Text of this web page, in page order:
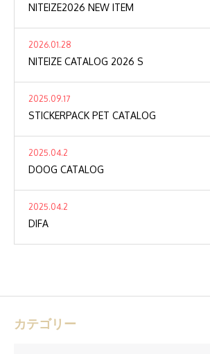
NITEIZE2026 NEW ITEM
2026.01.28
NITEIZE CATALOG 2026 S
2025.09.17
STICKERPACK PET CATALOG
2025.04.2
DOOG CATALOG
2025.04.2
DIFA
カテゴリー